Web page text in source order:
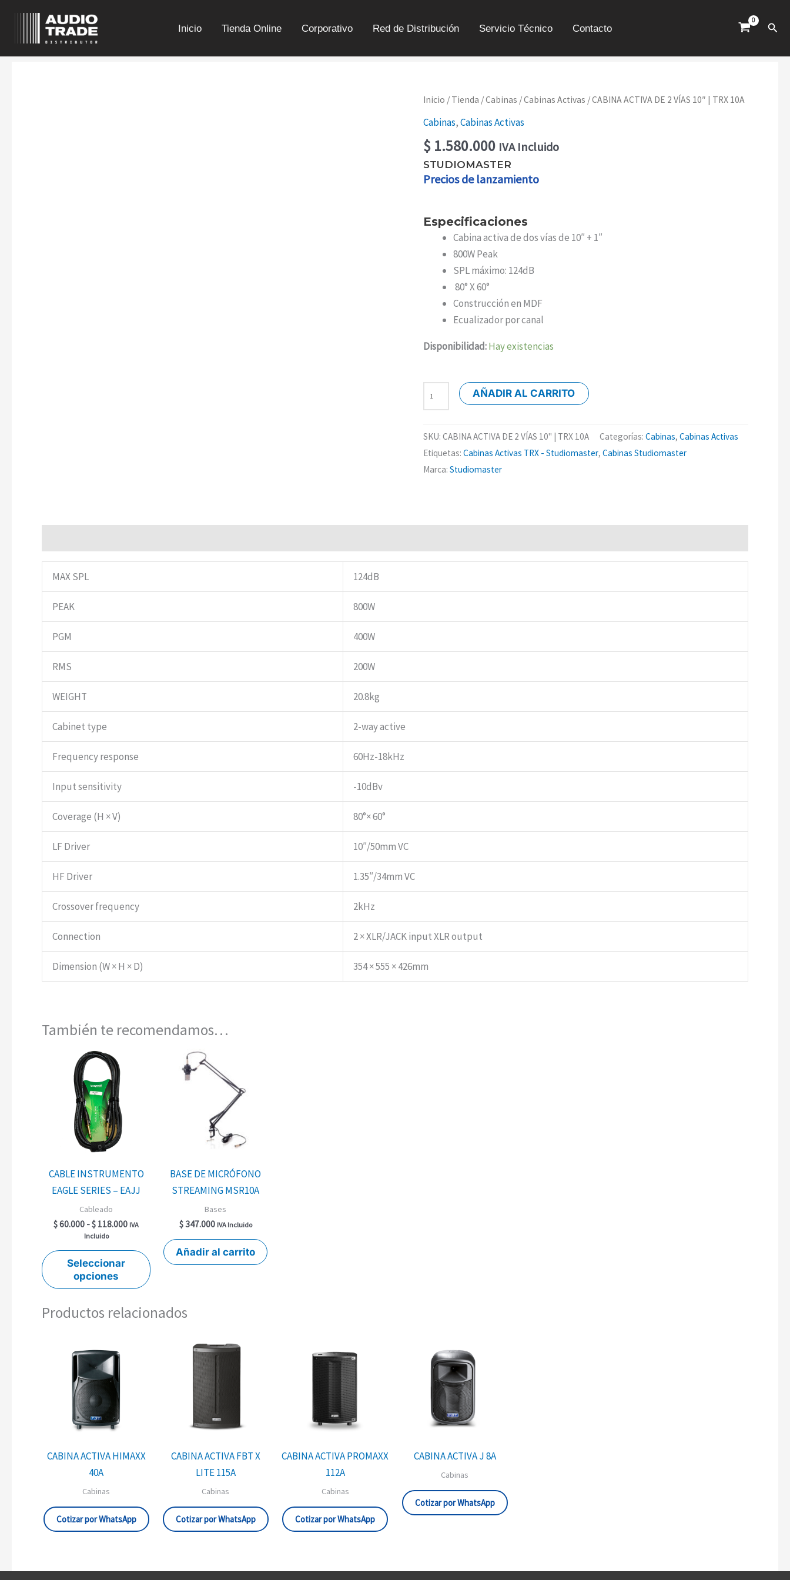
contenido
Inicio Tienda Online Corporativo Red de Distribución Servicio Técnico Contacto
Inicio / Tienda /Cabinas /Cabinas Activas / CABINA ACTIVA DE 2 VÍAS 10″ | TRX 10A
Cabinas,Cabinas Activas
$ 1.580.000 IVA Incluido
STUDIOMASTER
Precios de lanzamiento
Especificaciones
Cabina activa de dos vías de 10″ + 1″
800W Peak
SPL máximo: 124dB
80° X 60°
Construcción en MDF
Ecualizador por canal
Disponibilidad:Hay existencias
CABINA
DE
VÍAS
10"
|
TRX
AÑADIR AL CARRITO
SKU:CABINA ACTIVA DE 2 VÍAS 10" | TRX 10A Categorías:Cabinas,Cabinas Activas
Etiquetas:Cabinas Activas TRX - Studiomaster,Cabinas Studiomaster
Marca:Studiomaster
MAX SPL 124dB
PEAK 800W
PGM 400W
RMS 200W
WEIGHT 20.8kg
Cabinet type 2-way active
Frequency response 60Hz-18kHz
Input sensitivity -10dBv
Coverage (H × V) 80°× 60°
LF Driver 10″/50mm VC
HF Driver 1.35″/34mm VC
Crossover frequency 2kHz
Connection 2 × XLR/JACK input XLR output
Dimension (W × H × D) 354 × 555 × 426mm
También te recomendamos…
CABLE INSTRUMENTO
EAGLE SERIES – EAJJ
Cableado
$60.000 -$ 118.000 IVA
Incluido
Seleccionar
opciones
producto
pueden
página
de
BASE DE MICRÓFONO
STREAMING MSR10A
Bases
$347.000 IVA Incluido
Añadir al carrito
Productos relacionados
CABINA ACTIVA HIMAXX
40A
Cabinas
Cotizar por WhatsApp
CABINA ACTIVA FBT X
LITE 115A
Cabinas
Cotizar por WhatsApp
CABINA ACTIVA PROMAXX
112A
Cabinas
Cotizar por WhatsApp
CABINA ACTIVA J 8A
Cabinas
Cotizar por WhatsApp
|
10A